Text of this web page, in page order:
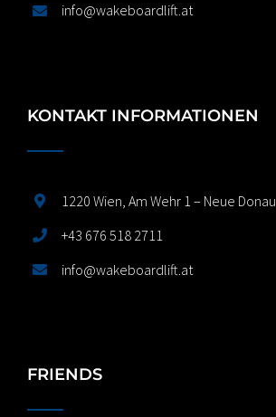
info@wakeboardlift.at
KONTAKT INFORMATIONEN
1220 Wien, Am Wehr 1 – Neue Donau
+43 676 518 2711
info@wakeboardlift.at
FRIENDS